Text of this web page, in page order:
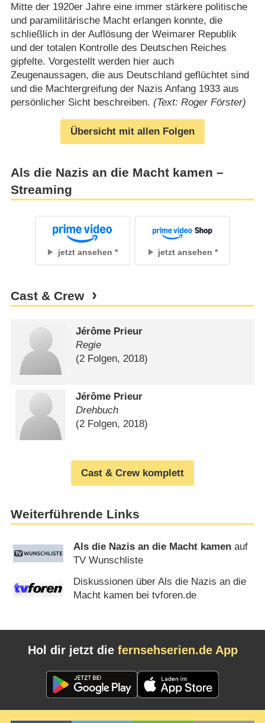
Mitte der 1920er Jahre eine immer stärkere politische
und paramilitärische Macht erlangen konnte, die
schließlich in der Auflösung der Weimarer Republik
und der totalen Kontrolle des Deutschen Reiches
gipfelte. Vorgestellt werden hier auch
Zeugenaussagen, die aus Deutschland geflüchtet sind
und die Machtergreifung der Nazis Anfang 1933 aus
persönlicher Sicht beschreiben. (Text: Roger Förster)
Übersicht mit allen Folgen
Als die Nazis an die Macht kamen –
Streaming
jetzt ansehen jetzt ansehen
Cast & Crew
Jérôme Prieur
Regie
(2 Folgen, 2018)
Jérôme Prieur
Drehbuch
(2 Folgen, 2018)
Cast & Crew komplett
Weiterführende Links
Als die Nazis an die Macht kamen auf
TV Wunschliste
Diskussionen über Als die Nazis an die
Macht kamen bei tvforen.de
Hol dir jetzt die fernsehserien.de App